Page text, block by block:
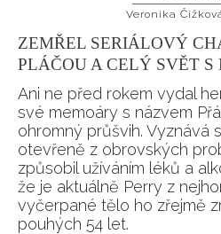
Veronika
ZEMŘEL SERIÁLOVÝ
PLÁČOU A CELÝ SVĚT S
Ani ne před rokem vydal
své memoáry s názvem
ohromný průšvih. Vyznává
otevřeně z obrovských
způsobil užíváním léků a
že je aktuálně Perry z
vyčerpané tělo ho zřejmě
pouhých 54 let.